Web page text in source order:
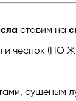
ставим на
и чеснок
сушеным